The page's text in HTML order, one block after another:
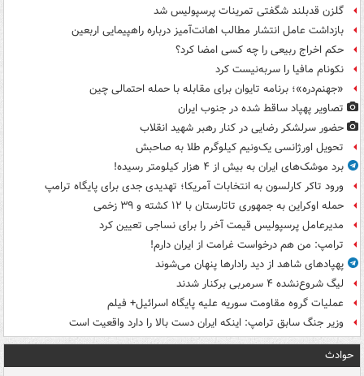
گلزن قدبلند شگفتی تمرینات پرسپولیس شد
بازداشت عامل انتشار مطالب اهانت‌آمیز درباره راهپیمایی اربعین
حکم اخراج ربیعی را چه کسی امضا کرد؟
نکونام مافیا را سربه‌نیست کرد
«جهنم‌دره»؛ برنامه تایوان برای مقابله با حمله احتمالی چین
تصاویر پهپاد ساقط شده در جنوب ایران
حضور سرلشکر رضایی در کنار رهبر شهید انقلاب
تحویل اورژانسی یک‌ونیم کیلوگرم طلا به صاحبش
برد موشک‌های ایران به بیش از ۴ هزار کیلومتر رسیده!
ورود تاکر کارلسون به انتخابات آمریکا؛ تهدیدی جدی برای پایگاه ترامپ
حمله اوکراین به جمهوری تاتارستان با ۱۲ کشته و ۳۹ زخمی
مدیرعامل پرسپولیس قیمت آخر را برای نساجی تعیین کرد
ترامپ: من هم درخواست غرامت از ایران دارم!
پهپادهای شاهد از دید رادارها پنهان می‌شوند
لیگ شروع‌نشده ۴ سرمربی برکنار شدند
عملیات گروه مقاومت سوریه علیه پایگاه اسرائیل+ فیلم
وزیر جنگ سابق ترامپ: اینکه ایران دست بالا را دارد واقعیت است
حوادث